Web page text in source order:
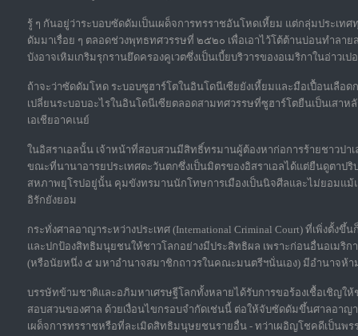
รู้ ๆ กันอยู่ว่าระบอบซัดดัมเป็นเผด็จการทรราชอันโหดเหี้ยม แต่กลุ่มประเ
ดัมมาเรื่อย ๆ ตลอดช่วงพุทธทศวรรษที่ ๒๕๒๐ เพื่อเอาไว้โต้ต้านบ่อนทำลา
บังอาจเหิมเกริมรุกรานยึดครองคูเวตซึ่งเป็นเบี้ยบริวารของอเมริกาในอ่าว
ถ้าจะว่าซัดดัมโหด ระบอบซูฮาร์โตในอินโดนีเซียยังเหี้ยมและมือเปื้อนเลือ
เปลี่ยนระบอบอะไรในอินโดนีเซียตลอดสามทศวรรษที่ซูฮาร์โตยืนเป็นเส
เอเชียอาคเนย์
ในอิสราเอลนั้น เจ้าหน้าที่สอบสวนมีสิทธิ์ทรมานผู้ต้องหาก่อการร้ายชาวปาเ
ขณะที่นานาอารยประเทศตะวันตกซึ่งเป็นมิตรของอิสราเอลได้แต่ยืนดูตาป
สหภาพยุโรปอยู่นั้น คุมขังทรมานนักโทษการเมืองเป็นนิจศีลและไม่ยอมแ
อิรักยังยอม
กระทั่งศาลอาญาระหว่างประเทศ (International Criminal Court) ที่เพิ่งตั้ง
และปกป้องสิทธิมนุยชนให้ชาวโลกอย่างมีประสิทธิผล เพราะก่อนอื่นอเมริ
(หรือนัยหนึ่ง ๕ มหาอำนาจสมาชิกถาวรในคณะมนตรีฯนั่นเอง) มีอำนาจห้
บรรษัทข้ามชาติและอภิมหาเศรษฐีโลกทั้งหลายได้รับการขอร้องเชื้อเชิญใ
สอบสวนของศาล ด้วยเงื่อนไขกรอบจำกัดเช่นนี้ ต่อให้จับซัดดัมขึ้นศาลอาญา
เผด็จการทรราชหรือที่ละเมิดสิทธิมนุษยชนรายอื่น - ทว่าเผอิญโชคดีเป็นพ